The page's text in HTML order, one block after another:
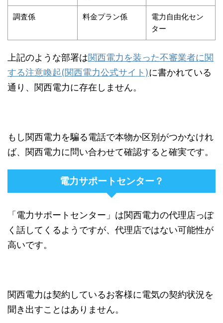
調査係 料金プラン係
電力自由化セン
ター
上記のような部署は関西電力を装った不審業者に関
する注意喚起(関西電力公式サイト)に書かれている
通り、関西電力に存在しません。
もし関西電力を騙る電話で本物か区別がつかなけれ
ば、関西電力に問い合わせて確認すると確実です。
電力サポートセンター？
「電力サポートセンター」は関西電力の代理店っぽ
く話してくるようですが、代理店ではない可能性が
高いです。
関西電力は契約しているお客様に電気の契約状況を
聞き出すことはありません。